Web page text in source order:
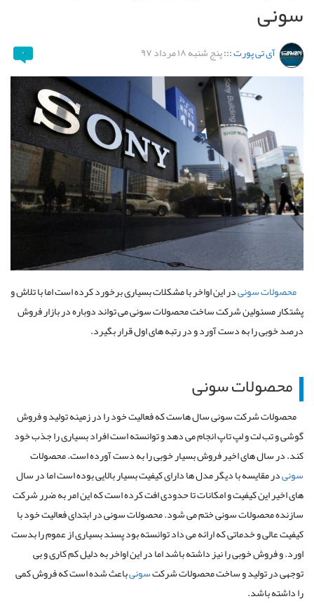
سونی
آی تی پورت:::پنج شنبه ۱۸ مرداد ۹۷ ۰
محصولات سونیدر این اواخر با مشکلات بسیاری برخورد کرده است اما با تلاش و
پشتکار مسئولین شرکت ساخت محصولات سونی می تواند دوباره در بازار فروش
درصد خوبی را به دست آورد و در رتبه های اول قرار بگیرد.
محصولات سونی
محصولات شرکت سونی سال هاست که فعالیت خود را در زمینه تولید و فروش
گوشی و تب لت و لپ تاپ انجام می دهد و توانسته است افراد بسیاری را جذب خود
کند. در سال های اخیر فروش بسیار خوبی را به دست آورده است. محصولات
سونیدر مقایسه با دیگر مدل ها دارای کیفیت بسیار بالایی بوده است اما در سال
های اخیر این کیفیت و امکانات تا حدودی افت کرده است که این امر به ضرر شرکت
سازنده محصولات سونی ختم می شود. محصولات سونی در ابتدای فعالیت خود با
کیفیت عالی و خدماتی که ارائه می داد توانسته بود پسند بسیاری از عموم را بدست
اورد. و فروش خوبی را نیز داشته باشد اما در این اواخر به دلیل کم کاری و بی
توجهی در تولید و ساخت محصولات شرکتسونیباعث شده است که فروش کمی
را داشته باشد.